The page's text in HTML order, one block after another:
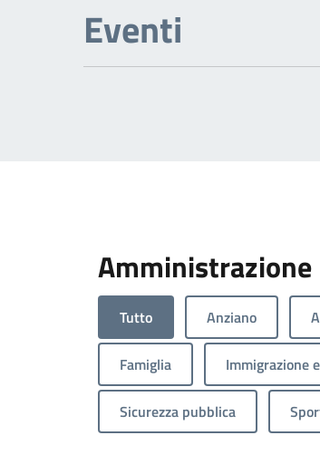
Eventi
Amministrazione
Tutto Anziano
Famiglia Immigrazione
Sicurezza pubblica